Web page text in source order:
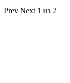
Prev Next 1 из 2